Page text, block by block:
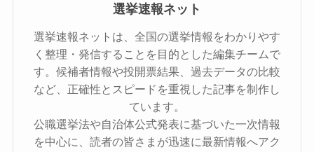
選挙速報ネット
選挙速報ネットは、全国の選挙情報をわかりやす
く整理・発信することを目的とした編集チームで
す。候補者情報や投開票結果、過去データの比較
など、正確性とスピードを重視した記事を制作し
ています。
公職選挙法や自治体公式発表に基づいた一次情報
を中心に、読者の皆さまが迅速に最新情報へアク